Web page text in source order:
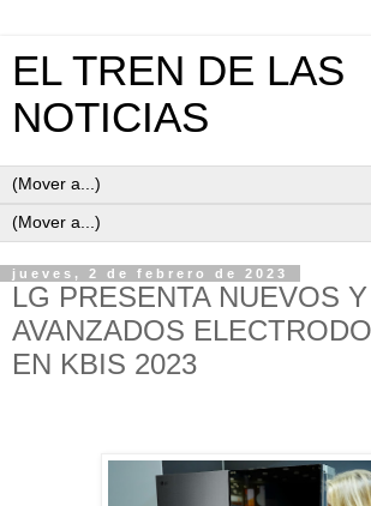
EL TREN DE LAS
NOTICIAS
jueves, 2 de febrero de 2023
LG PRESENTA NUEVOS Y
AVANZADOS
EN KBIS 2023